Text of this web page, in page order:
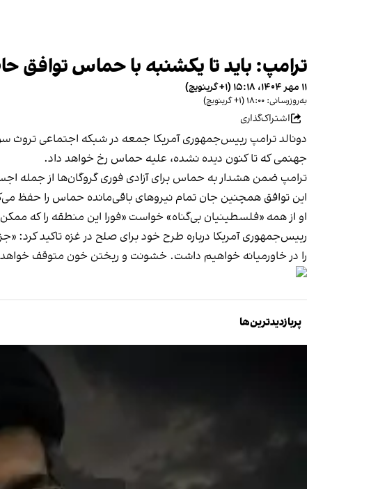
ترامپ: باید تا یکشنبه با حماس توافق
۱۱ مهر ۱۴۰۴، ۱۵:۱۸ (‎+۱ گرینویچ)
به‌روزرسانی: ۱۸:۰۰ (‎+۱ گرینویچ)
اشتراک‌گذاری
دونالد ترامپ رییس‌جمهوری آمریکا جمعه در شبکه اجتماعی
جهنمی که تا کنون دیده نشده، علیه حماس رخ خواهد داد.
ترامپ ضمن هشدار به حماس برای آزادی فوری گروگان‌ها از
این توافق همچنین جان تمام نیروهای باقی‌مانده حماس را حفظ
او از همه «فلسطینیان بی‌گناه» خواست «فورا این منطقه را که
رییس‌جمهوری آمریکا درباره طرح خود برای صلح در غزه تاکید
را در خاورمیانه خواهیم داشت. خشونت و ریختن خون متوقف
پربازدیدترین‌ها